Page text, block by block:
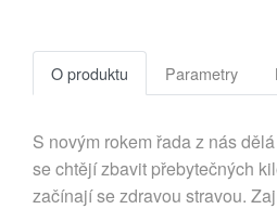
O produktu Parametry
S novým rokem řada z nás
se chtějí zbavit přebytečných
začínají se zdravou stravou.